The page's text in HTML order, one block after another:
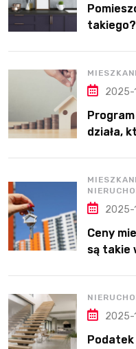
takiego?
2025-
działa,
2025-
Ceny
są takie
2025-
Podatek